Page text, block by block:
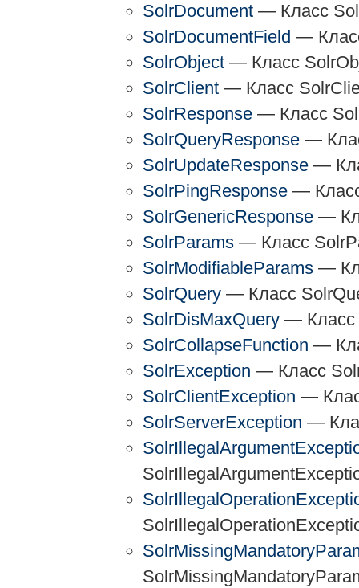
SolrDocument — Класс
SolrDocumentField —
SolrObject — Класс
SolrClient — Класс
SolrResponse — Класс
SolrQueryResponse —
SolrUpdateResponse —
SolrPingResponse —
SolrGenericResponse —
SolrParams — Класс
SolrModifiableParams —
SolrQuery — Класс
SolrDisMaxQuery — Класс
SolrCollapseFunction —
SolrException — Класс
SolrClientException —
SolrServerException —